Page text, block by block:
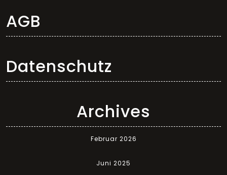
AGB
Datenschutz
Archives
Februar 2026
Juni 2025